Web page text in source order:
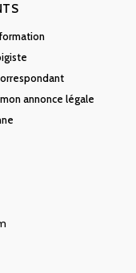
annonce légale